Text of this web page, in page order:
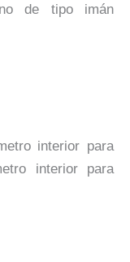
de tipo imán
interior para
interior para